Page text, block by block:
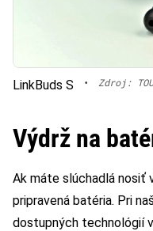
LinkBuds S • Zdroj:
Výdrž na
Ak máte slúchadlá nosiť
pripravená batéria. Pri
dostupných technológií